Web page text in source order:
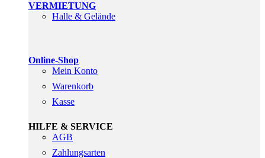
VERMIETUNG
Halle & Gelände
Online-Shop
Mein Konto
Warenkorb
Kasse
HILFE & SERVICE
AGB
Zahlungsarten